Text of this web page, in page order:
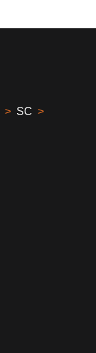
> SC >